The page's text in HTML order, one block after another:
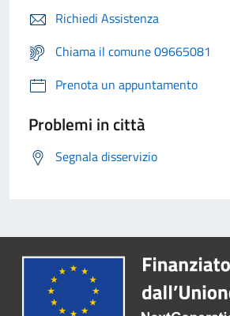
Richiedi Assistenza
Chiama il comune 09665081
Prenota un appuntamento
Problemi in città
Segnala disservizio